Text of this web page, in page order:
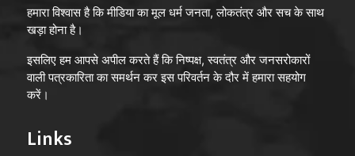
हमारा विश्वास है कि मीडिया का मूल धर्म जनता, लोकतंत्र और सच के साथ
खड़ा होना है।
इसलिए हम आपसे अपील करते हैं कि निष्पक्ष, स्वतंत्र और जनसरोकारों
वाली पत्रकारिता का समर्थन कर इस परिवर्तन के दौर में हमारा सहयोग
करें।
Links